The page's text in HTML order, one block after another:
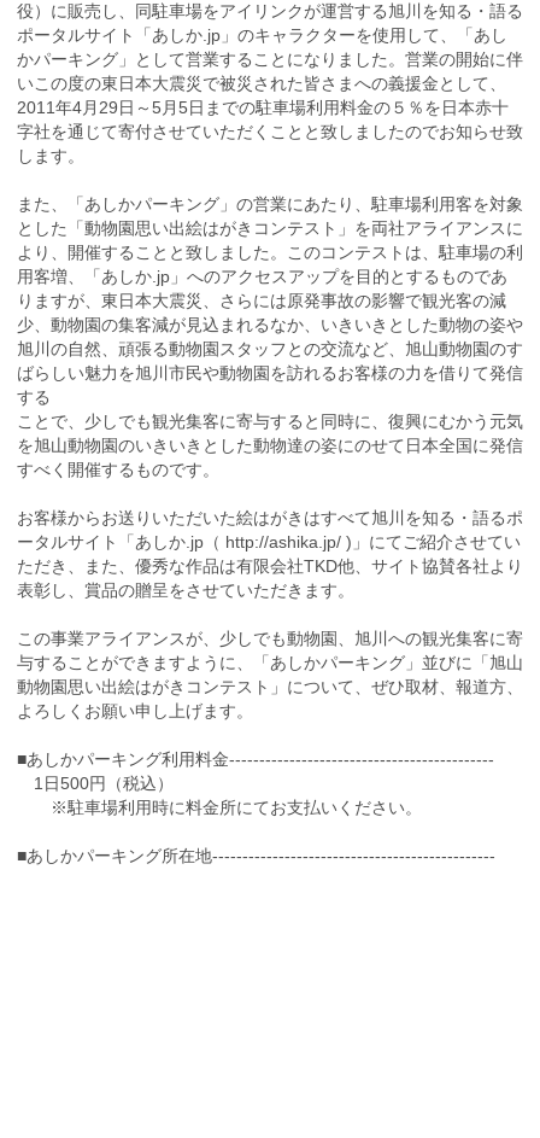
役）に販売し、同駐車場をアイリンクが運営する旭川を知る・語る
ポータルサイト「あしか.jp」のキャラクターを使用して、「あし
かパーキング」として営業することになりました。営業の開始に伴
いこの度の東日本大震災で被災された皆さまへの義援金として、
2011年4月29日～5月5日までの駐車場利用料金の５％を日本赤十
字社を通じて寄付させていただくことと致しましたのでお知らせ致
します。
また、「あしかパーキング」の営業にあたり、駐車場利用客を対象
とした「動物園思い出絵はがきコンテスト」を両社アライアンスに
より、開催することと致しました。このコンテストは、駐車場の利
用客増、「あしか.jp」へのアクセスアップを目的とするものであ
りますが、東日本大震災、さらには原発事故の影響で観光客の減
少、動物園の集客減が見込まれるなか、いきいきとした動物の姿や
旭川の自然、頑張る動物園スタッフとの交流など、旭山動物園のす
ばらしい魅力を旭川市民や動物園を訪れるお客様の力を借りて発信
する
ことで、少しでも観光集客に寄与すると同時に、復興にむかう元気
を旭山動物園のいきいきとした動物達の姿にのせて日本全国に発信
すべく開催するものです。
お客様からお送りいただいた絵はがきはすべて旭川を知る・語るポ
ータルサイト「あしか.jp（ http://ashika.jp/ )」にてご紹介させてい
ただき、また、優秀な作品は有限会社TKD他、サイト協賛各社より
表彰し、賞品の贈呈をさせていただきます。
この事業アライアンスが、少しでも動物園、旭川への観光集客に寄
与することができますように、「あしかパーキング」並びに「旭山
動物園思い出絵はがきコンテスト」について、ぜひ取材、報道方、
よろしくお願い申し上げます。
■あしかパーキング利用料金--------------------------------------------
1日500円（税込）
※駐車場利用時に料金所にてお支払いください。
■あしかパーキング所在地-----------------------------------------------